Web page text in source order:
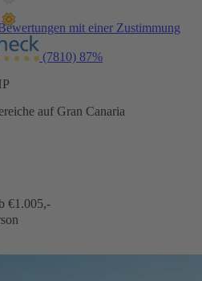
mit einer Zustimmung
(7810) 87%
auf Gran Canaria
€1.005,-